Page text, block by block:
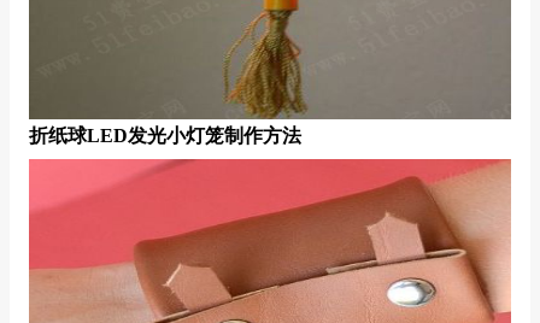
折纸球LED发光小灯笼制作方法